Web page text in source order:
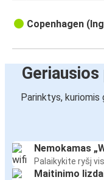
Copenhagen
Parinktys,
Nemokamas
Palaikykite ryšį
Maitinimo